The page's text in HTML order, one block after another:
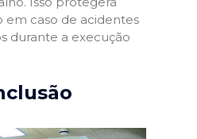
em caso de acidentes
durante a execução